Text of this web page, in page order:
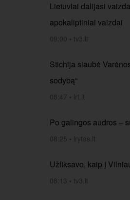
Lietuviai dalijasi
apokaliptiniai vaizdai
09:00 • tv3.lt
Stichija siaubė
sodybą“
08:47 • lrt.lt
Po galingos audros –
08:25 • lrytas.lt
Užfiksavo, kaip į
08:13 • tv3.lt